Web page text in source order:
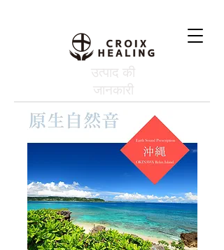
उत्पाद की
जानकारी